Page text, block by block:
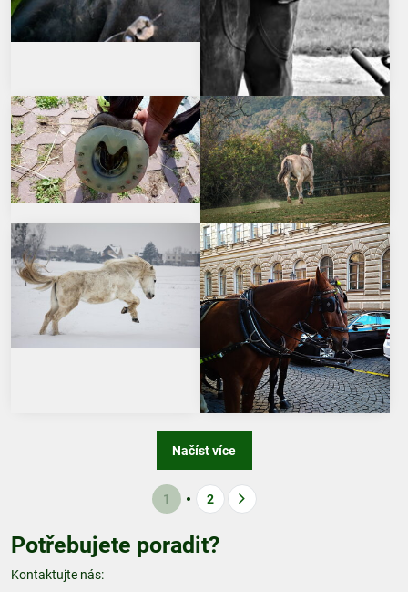
Načíst více
1 2
Potřebujete poradit?
Kontaktujte nás: